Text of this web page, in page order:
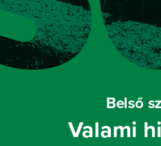
Belső
Valami